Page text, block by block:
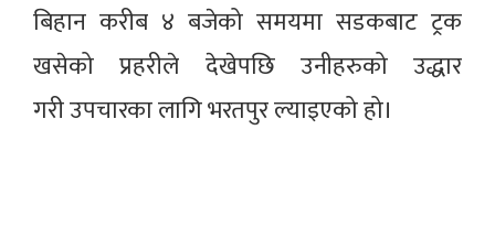
बिहान करीब ४ बजेको समयमा सडकबाट ट्रक
खसेको प्रहरीले देखेपछि उनीहरुको उद्धार
गरी उपचारका लागि भरतपुर ल्याइएको हो।